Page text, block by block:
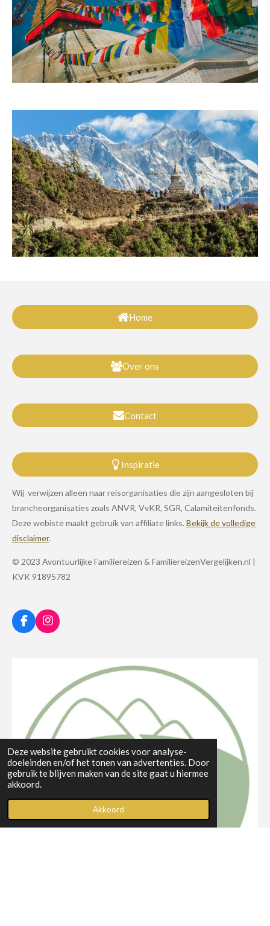
Deze website gebruikt cookies voor analyse-
doeleinden en/of het tonen van advertenties. Door
gebruik te blijven maken van de site gaat u hiermee
akkoord.
Akkoord
Home
Over ons
Contact
Inspiratie
Wij verwijzen alleen naar reisorganisaties die zijn aangesloten bij
brancheorganisaties zoals ANVR, VvKR, SGR, Calamiteitenfonds.
Deze webiste maakt gebruik van affiliate links. Bekijk de volledige
disclaimer.
© 2023 Avontuurlijke Familiereizen & FamiliereizenVergelijken.nl |
KVK 91895782
F
a
I
n
a
m